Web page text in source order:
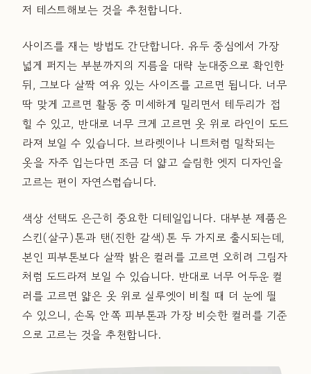
저 테스트해보는 것을 추천합니다.
사이즈를 재는 방법도 간단합니다. 유두 중심에서 가장
넓게 퍼지는 부분까지의 지름을 대략 눈대중으로 확인한
뒤, 그보다 살짝 여유 있는 사이즈를 고르면 됩니다. 너무
딱 맞게 고르면 활동 중 미세하게 밀리면서 테두리가 접
힐 수 있고, 반대로 너무 크게 고르면 옷 위로 라인이 도드
라져 보일 수 있습니다. 브라렛이나 니트처럼 밀착되는
옷을 자주 입는다면 조금 더 얇고 슬림한 엣지 디자인을
고르는 편이 자연스럽습니다.
색상 선택도 은근히 중요한 디테일입니다. 대부분 제품은
스킨(살구)톤과 탠(진한 갈색)톤 두 가지로 출시되는데,
본인 피부톤보다 살짝 밝은 컬러를 고르면 오히려 그림자
처럼 도드라져 보일 수 있습니다. 반대로 너무 어두운 컬
러를 고르면 얇은 옷 위로 실루엣이 비칠 때 더 눈에 띌
수 있으니, 손목 안쪽 피부톤과 가장 비슷한 컬러를 기준
으로 고르는 것을 추천합니다.